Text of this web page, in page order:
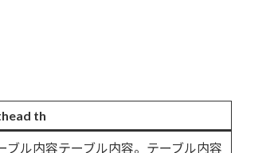
th
ブル内容テーブル内容。テーブル内容